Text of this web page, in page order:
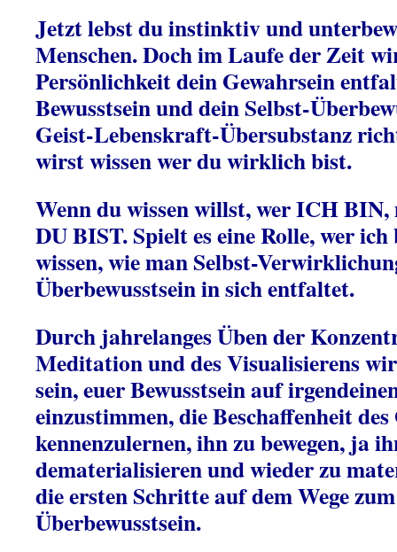
Jetzt lebst du instinktiv und
Menschen. Doch im Laufe der Zeit
Persönlichkeit dein Gewahrsein
Bewusstsein und dein Selbst-
Geist-Lebenskraft-Übersubstanz
wirst wissen wer du wirklich bist.
Wenn du wissen willst, wer ICH BIN,
DU BIST. Spielt es eine Rolle, wer
wissen, wie man Selbst-
Überbewusstsein in sich entfaltet.
Durch jahrelanges Üben der
Meditation und des Visualisierens
sein, euer Bewusstsein auf
einzustimmen, die Beschaffenheit des
kennenzulernen, ihn zu bewegen, ja
dematerialisieren und wieder zu
die ersten Schritte auf dem Wege
Überbewusstsein.